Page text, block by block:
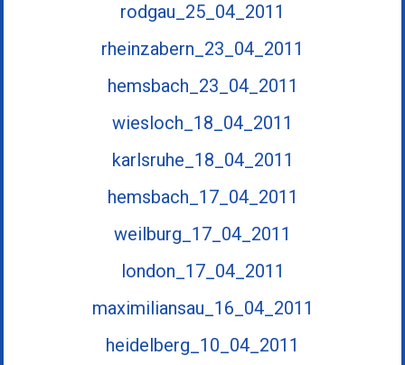
rodgau_25_04_2011
rheinzabern_23_04_2011
hemsbach_23_04_2011
wiesloch_18_04_2011
karlsruhe_18_04_2011
hemsbach_17_04_2011
weilburg_17_04_2011
london_17_04_2011
maximiliansau_16_04_2011
heidelberg_10_04_2011